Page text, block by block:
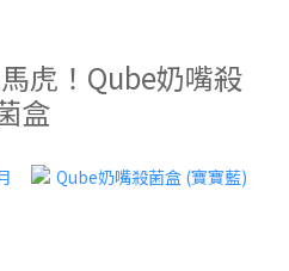
虎！Qube奶嘴殺
盒